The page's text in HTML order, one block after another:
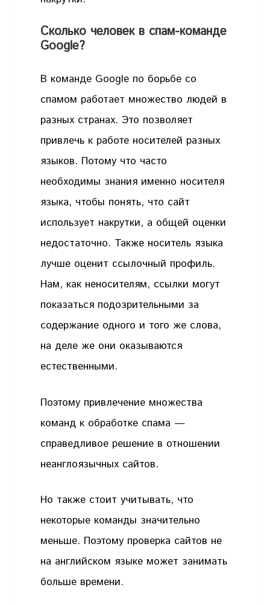
Сколько человек в спам-команде
Google?
В команде Google по борьбе со
спамом работает множество людей в
разных странах. Это позволяет
привлечь к работе носителей разных
языков. Потому что часто
необходимы знания именно носителя
языка, чтобы понять, что сайт
использует накрутки, а общей оценки
недостаточно. Также носитель языка
лучше оценит ссылочный профиль.
Нам, как неносителям, ссылки могут
показаться подозрительными за
содержание одного и того же слова,
на деле же они оказываются
естественными.
Поэтому привлечение множества
команд к обработке спама —
справедливое решение в отношении
неанглоязычных сайтов.
Но также стоит учитывать, что
некоторые команды значительно
меньше. Поэтому проверка сайтов не
на английском языке может занимать
больше времени.